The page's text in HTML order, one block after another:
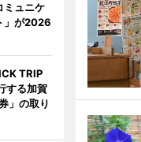
ミュニケ
」が2026
TRIP
する加賀
」の取り